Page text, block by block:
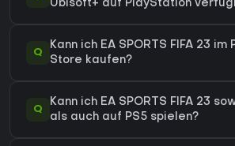
Ubisoft+ auf PlayStation
Q
Kann ich EA SPORTS FIFA 23
Store kaufen?
Q
Kann ich EA SPORTS FIFA 23
als auch auf PS5 spielen?